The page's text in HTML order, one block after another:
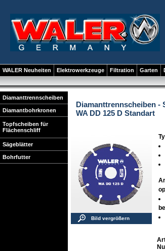
WALER Neuheiten Elektrowerkzeuge Filtration Garten
Diamanttrennscheiben
Diamantbohrkronen
Topfscheiben für
Flächenschliff
Sägeblätter
Bohrfutter
Diamanttrennscheiben -
WA DD 125 D Standart
Bild vergrößern